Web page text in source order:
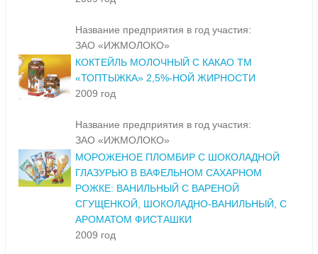
Название предприятия в год участия:
ЗАО «ИЖМОЛОКО»
КОКТЕЙЛЬ МОЛОЧНЫЙ С КАКАО ТМ
«ТОПТЫЖКА» 2,5%-НОЙ ЖИРНОСТИ
2009 год
Название предприятия в год участия:
ЗАО «ИЖМОЛОКО»
МОРОЖЕНОЕ ПЛОМБИР С ШОКОЛАДНОЙ
ГЛАЗУРЬЮ В ВАФЕЛЬНОМ САХАРНОМ
РОЖКЕ: ВАНИЛЬНЫЙ С ВАРЕНОЙ
СГУЩЕНКОЙ, ШОКОЛАДНО-ВАНИЛЬНЫЙ, С
АРОМАТОМ ФИСТАШКИ
2009 год